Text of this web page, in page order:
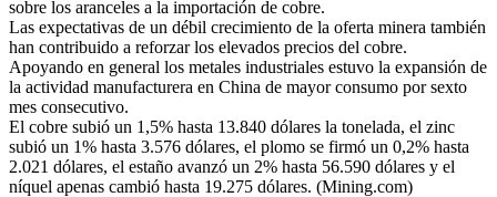
sobre los aranceles a la importación de cobre.
Las expectativas de un débil crecimiento de la oferta minera también
han contribuido a reforzar los elevados precios del cobre.
Apoyando en general los metales industriales estuvo la expansión de
la actividad manufacturera en China de mayor consumo por sexto
mes consecutivo.
El cobre subió un 1,5% hasta 13.840 dólares la tonelada, el zinc
subió un 1% hasta 3.576 dólares, el plomo se firmó un 0,2% hasta
2.021 dólares, el estaño avanzó un 2% hasta 56.590 dólares y el
níquel apenas cambió hasta 19.275 dólares. (Mining.com)